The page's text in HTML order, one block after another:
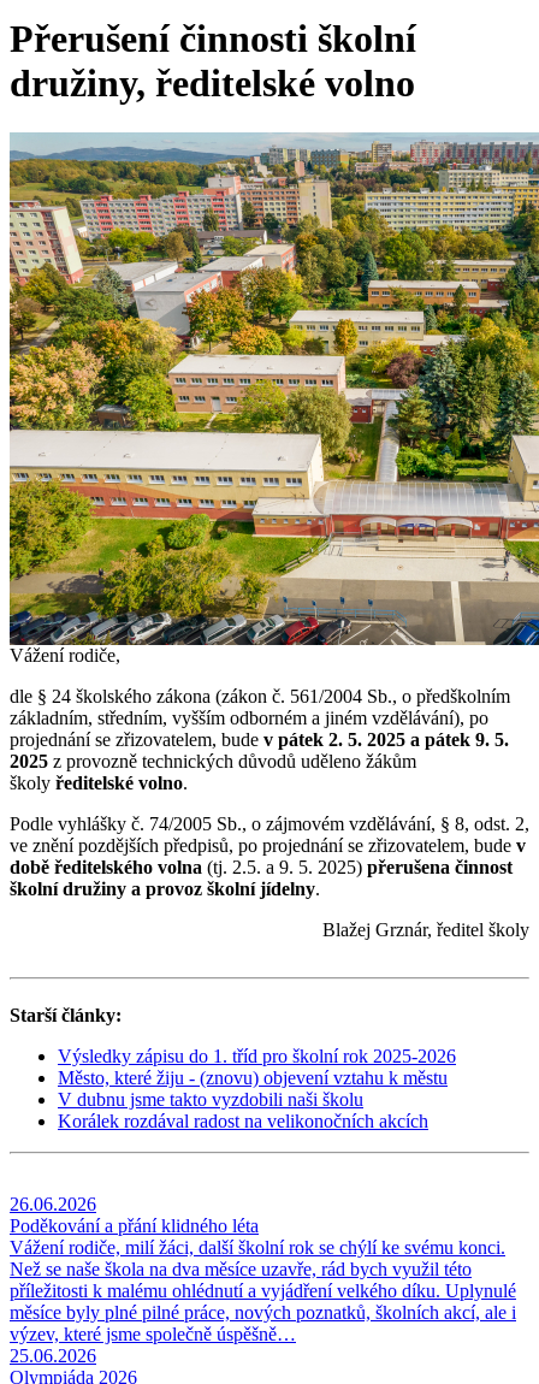
Přerušení činnosti školní
družiny, ředitelské volno
Vážení rodiče,
dle § 24 školského zákona (zákon č. 561/2004 Sb., o předškolním
základním, středním, vyšším odborném a jiném vzdělávání), po
projednání se zřizovatelem, bude v pátek 2. 5. 2025 a pátek 9. 5.
2025 z provozně technických důvodů uděleno žákům
školy ředitelské volno.
Podle vyhlášky č. 74/2005 Sb., o zájmovém vzdělávání, § 8, odst. 2,
ve znění pozdějších předpisů, po projednání se zřizovatelem, bude v
době ředitelského volna (tj. 2.5. a 9. 5. 2025) přerušena činnost
školní družiny a provoz školní jídelny.
Blažej Grznár, ředitel školy
Starší články:
Výsledky zápisu do 1. tříd pro školní rok 2025-2026
Město, které žiju - (znovu) objevení vztahu k městu
V dubnu jsme takto vyzdobili naši školu
Korálek rozdával radost na velikonočních akcích
26.06.2026
Poděkování a přání klidného léta
Vážení rodiče, milí žáci, další školní rok se chýlí ke svému konci.
Než se naše škola na dva měsíce uzavře, rád bych využil této
příležitosti k malému ohlédnutí a vyjádření velkého díku. Uplynulé
měsíce byly plné pilné práce, nových poznatků, školních akcí, ale i
výzev, které jsme společně úspěšně…
25.06.2026
Olympiáda 2026